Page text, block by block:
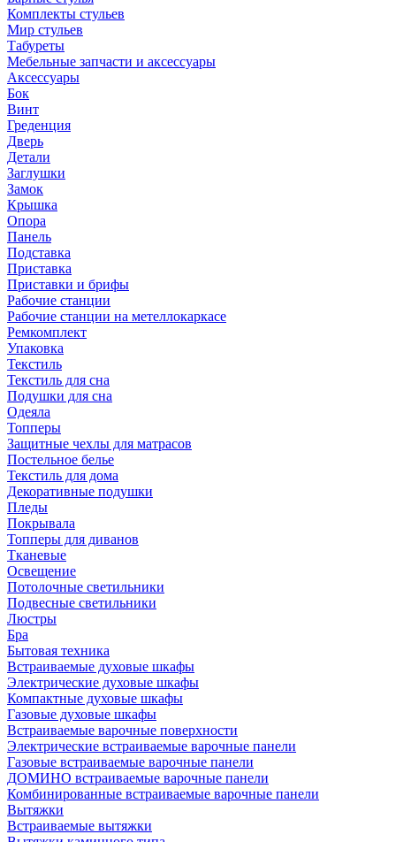
Комплекты стульев
Мир стульев
Табуреты
Мебельные запчасти и аксессуары
Аксессуары
Бок
Винт
Греденция
Дверь
Детали
Заглушки
Замок
Крышка
Опора
Панель
Подставка
Приставка
Приставки и брифы
Рабочие станции
Рабочие станции на метеллокаркасе
Ремкомплект
Упаковка
Текстиль
Текстиль для сна
Подушки для сна
Одеяла
Топперы
Защитные чехлы для матрасов
Постельное белье
Текстиль для дома
Декоративные подушки
Пледы
Покрывала
Топперы для диванов
Тканевые
Освещение
Потолочные светильники
Подвесные светильники
Люстры
Бра
Бытовая техника
Встраиваемые духовые шкафы
Электрические духовые шкафы
Компактные духовые шкафы
Газовые духовые шкафы
Встраиваемые варочные поверхности
Электрические встраиваемые варочные панели
Газовые встраиваемые варочные панели
ДОМИНО встраиваемые варочные панели
Комбинированные встраиваемые варочные панели
Вытяжки
Встраиваемые вытяжки